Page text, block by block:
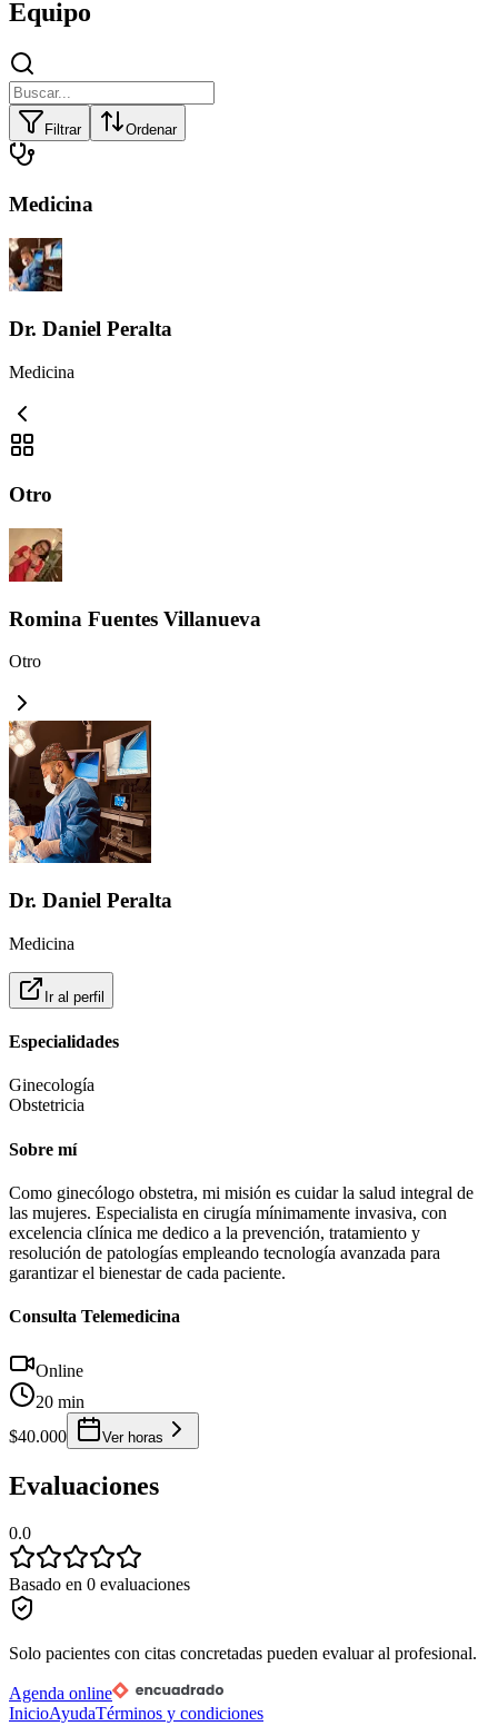
Equipo
Filtrar Ordenar
Medicina
Dr. Daniel Peralta
Medicina
Otro
Romina Fuentes Villanueva
Otro
Dr. Daniel Peralta
Medicina
Ir al perfil
Especialidades
Ginecología
Obstetricia
Sobre mí
Como ginecólogo obstetra, mi misión es cuidar la salud integral de
las mujeres. Especialista en cirugía mínimamente invasiva, con
excelencia clínica me dedico a la prevención, tratamiento y
resolución de patologías empleando tecnología avanzada para
garantizar el bienestar de cada paciente.
Consulta Telemedicina
Online
20 min
$40.000
Ver horas
Evaluaciones
0.0
Basado en 0 evaluaciones
Solo pacientes con citas concretadas pueden evaluar al profesional.
Agenda online
InicioAyudaTérminos y condiciones